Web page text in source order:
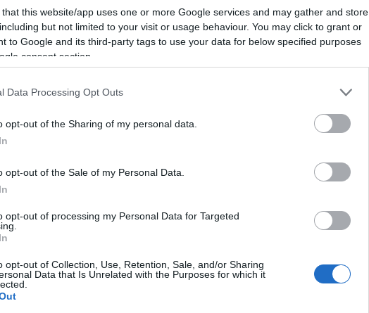
that this website/app uses one or more Google services and may gather and store
but not limited to your visit or usage behaviour. You may click to grant or
to Google and its third-party tags to use your data for below specified purposes
consent section.
Data Processing Opt Outs
opt-out of the Sharing of my personal data.
opt-out of the Sale of my Personal Data.
opt-out of processing my Personal Data for Targeted
opt-out of Collection, Use, Retention, Sale, and/or Sharing
Data that Is Unrelated with the Purposes for which it
unico
Liguria, caratterizzate da una forma
il pesto. La loro origine è legata al comune